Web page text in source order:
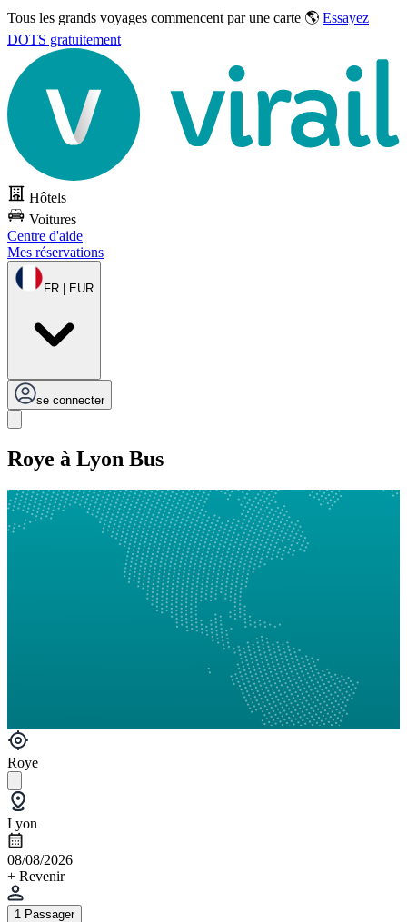
Tous les grands voyages commencent par une carte 🌎 Essayez
DOTS gratuitement
Hôtels
Voitures
Centre d'aide
Mes réservations
FR | EUR
se connecter
Roye à Lyon Bus
Roye
Lyon
08/08/2026
+ Revenir
1 Passager